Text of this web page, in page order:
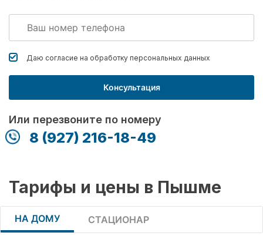
Даю согласие на обработку персональных данных
Консультация
Или перезвоните по номеру
8 (927) 216-18-49
Тарифы и цены в Пышме
НА ДОМУ СТАЦИОНАР